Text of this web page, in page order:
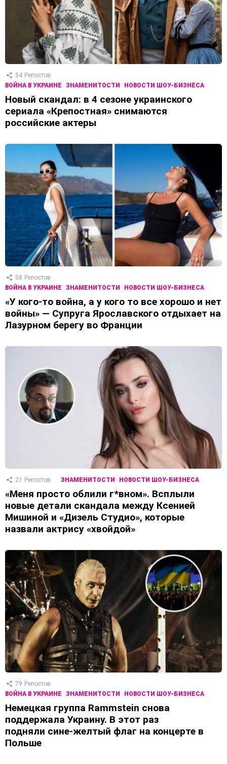
54 Репостов
ВОЙНА В УКРАИНЕ
ЗНАМЕНИТОСТИ НОВОСТИ ШОУ-БИЗНЕСА
Новый скандал: в 4 сезоне украинского
сериала «Крепостная» снимаются
российские актеры
58 Репостов
ВОЙНА В УКРАИНЕ
ЗНАМЕНИТОСТИ НОВОСТИ ШОУ-БИЗНЕСА
«У кого-то война, а у кого то все хорошо и нет
войны» — Супруга Ярославского отдыхает на
Лазурном берегу во Франции
21 Репостов ЗНАМЕНИТОСТИ НОВОСТИ ШОУ-БИЗНЕСА
«Меня просто облили г*вном». Всплыли
новые детали скандала между Ксенией
Мишиной и «Дизель Студио», которые
назвали актрису «хвойдой»
79 Репостов
ВОЙНА В УКРАИНЕ
ЗНАМЕНИТОСТИ НОВОСТИ ШОУ-БИЗНЕСА
Немецкая группа Rammstein снова
поддержала Украину. В этот раз
подняли сине-желтый флаг на концерте в
Польше